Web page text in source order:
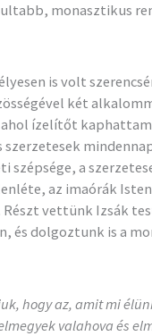
monasztikus
is volt
két
ízelítőt
szerzetesek
szépsége, a
az imaórák
Részt vettünk Izsák
és dolgoztunk is a
hogy az, amit mi
valahova és